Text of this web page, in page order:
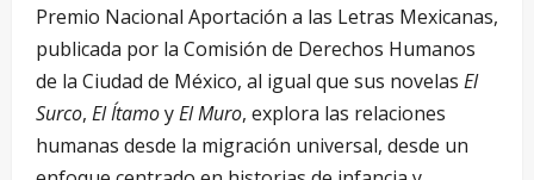
Premio Nacional Aportación a las Letras Mexicanas,
publicada por la Comisión de Derechos Humanos
de la Ciudad de México, al igual que sus novelas El
Surco, El ÍtamoyEl Muro, explora las relaciones
humanas desde la migración universal, desde un